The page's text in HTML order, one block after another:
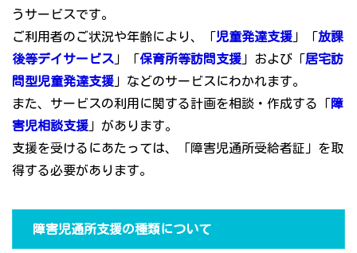
うサービスです。
ご利用者のご状況や年齢により、「児童発達支援 」「放課
後等デイサービス 」「保育所等訪問支援 」および「居宅訪
問型児童発達支援 」などのサービスにわかれます。
また、サービスの利用に関する計画を相談・作成する「障
害児相談支援 」があります。
支援を受けるにあたっては、「障害児通所受給者証」を取
得する必要があります。
障害児通所支援の種類について